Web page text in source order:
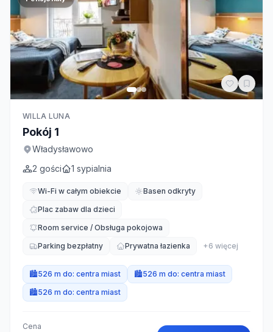
WILLA LUNA
Pokój 1
Władysławowo
2 gości 1 sypialnia
Wi-Fi w całym obiekcie
Basen odkryty
Plac zabaw dla dzieci
Room service / Obsługa pokojowa
Parking bezpłatny
Prywatna łazienka +6 więcej
🏙️526 m do: centra miast 🏙️526 m do: centra miast
🏙️526 m do: centra miast
Cena